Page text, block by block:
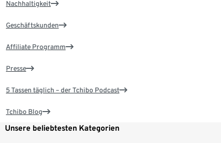
Nachhaltigkeit
Geschäftskunden
Affiliate Programm
Presse
5 Tassen täglich – der Tchibo Podcast
Tchibo Blog
Unsere beliebtesten Kategorien